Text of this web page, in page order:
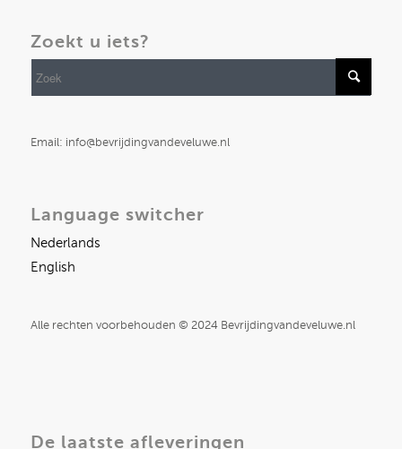
Zoekt u iets?
Email: info@bevrijdingvandeveluwe.nl
Language switcher
Nederlands
English
Alle rechten voorbehouden © 2024 Bevrijdingvandeveluwe.nl
De laatste afleveringen